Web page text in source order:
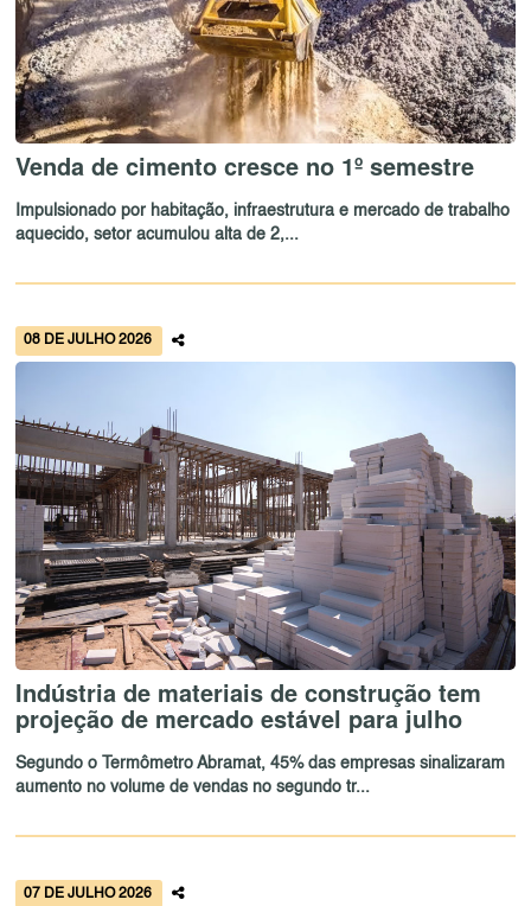
Venda de cimento cresce no 1º semestre
Impulsionado por habitação, infraestrutura e mercado de trabalho
aquecido, setor acumulou alta de 2,...
08 DE JULHO 2026
Indústria de materiais de construção tem
projeção de mercado estável para julho
Segundo o Termômetro Abramat, 45% das empresas sinalizaram
aumento no volume de vendas no segundo tr...
07 DE JULHO 2026